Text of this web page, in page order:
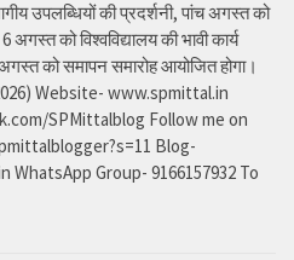
उपलब्धियों की प्रदर्शनी, पांच अगस्त को
को विश्वविद्यालय की भावी कार्य
को समापन समारोह आयोजित होगा।
Website- www.spmittal.in
SPMittalblog Follow me on
Blog-
Group- 9166157932 To